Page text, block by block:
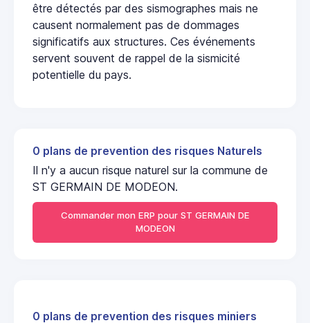
être détectés par des sismographes mais ne
causent normalement pas de dommages
significatifs aux structures. Ces événements
servent souvent de rappel de la sismicité
potentielle du pays.
0 plans de prevention des risques Naturels
Il n'y a aucun risque naturel sur la commune de
ST GERMAIN DE MODEON.
Commander mon ERP pour ST GERMAIN DE
MODEON
0 plans de prevention des risques miniers